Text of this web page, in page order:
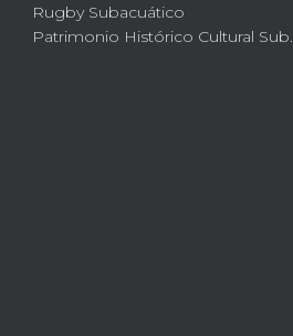
Rugby Subacuático
Patrimonio Histórico Cultural Sub.